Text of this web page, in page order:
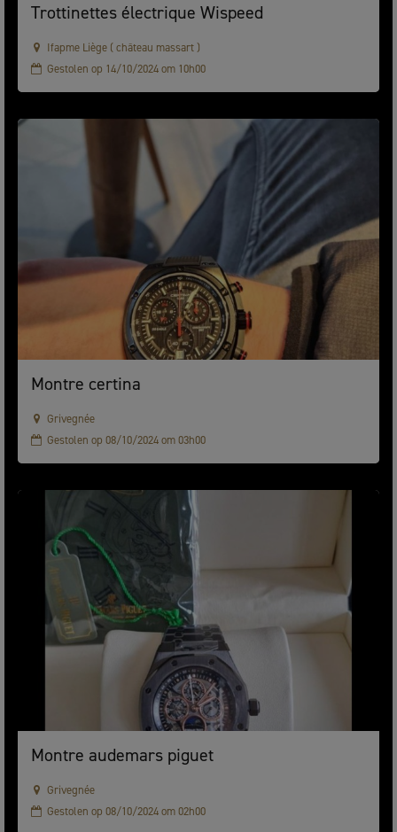
Trottinettes électrique Wispeed
Ifapme Liège ( château massart )
Gestolen op 14/10/2024 om 10h00
Montre certina
Grivegnée
Gestolen op 08/10/2024 om 03h00
Montre audemars piguet
Grivegnée
Gestolen op 08/10/2024 om 02h00